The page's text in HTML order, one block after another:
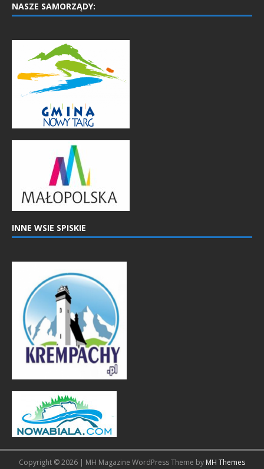
NASZE SAMORZĄDY:
INNE WSIE SPISKIE
Copyright © 2026 | MH Magazine WordPress Theme by MH Themes